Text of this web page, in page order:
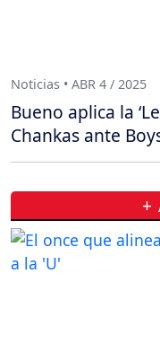
Noticias • ABR 4 / 2025
Bueno aplica la
Chankas ante
+